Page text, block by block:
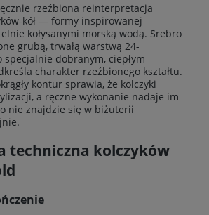
rzeźbiona reinterpretacja
kół — formy inspirowanej
kołysanymi morską wodą. Srebro
grubą, trwałą warstwą 24-
specjalnie dobranym, ciepłym
charakter rzeźbionego kształtu.
kontur sprawia, że kolczyki
a ręczne wykonanie nadaje im
nie znajdzie się w biżuterii
techniczna kolczyków